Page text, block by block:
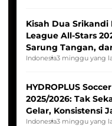
Kisah Dua Srikandi
League All-Stars
Sarung Tangan,
Pernah Padam
Indonesia3 minggu yang
HYDROPLUS
2025/2026: Tak
Gelar, Konsistensi
Indonesia3 minggu yang